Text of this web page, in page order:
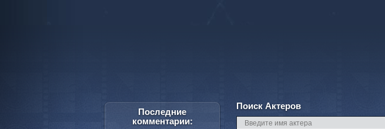
Поиск Актеров
Последние
комментарии: